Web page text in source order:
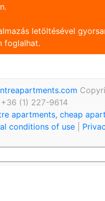
letöltésével
foglalhat.
(1) 227-9614
apartments, cheap
conditions of use